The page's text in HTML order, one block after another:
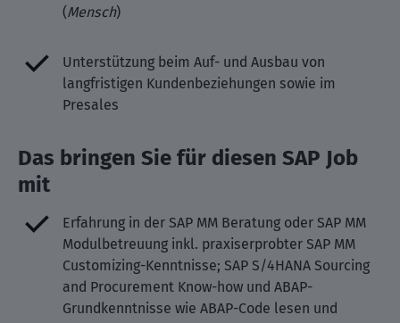
(Mensch)
Unterstützung beim Auf- und Ausbau von
langfristigen Kundenbeziehungen sowie im
Presales
Das bringen Sie für diesen SAP Job
mit
Erfahrung in der SAP MM Beratung oder SAP MM
Modulbetreuung inkl. praxiserprobter SAP MM
Customizing-Kenntnisse; SAP S/4HANA Sourcing
and Procurement Know-how und ABAP-
Grundkenntnisse wie ABAP-Code lesen und